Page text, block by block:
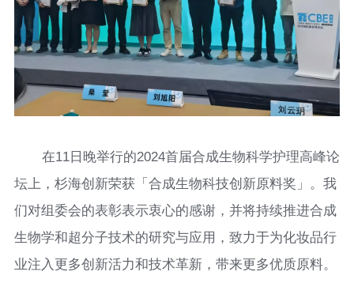
在11日晚举行的2024首届合成生物科学护理高峰论
坛上，杉海创新荣获「合成生物科技创新原料奖」。我
们对组委会的表彰表示衷心的感谢，并将持续推进合成
生物学和超分子技术的研究与应用，致力于为化妆品行
业注入更多创新活力和技术革新，带来更多优质原料。